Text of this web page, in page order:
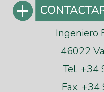
Ingeniero
46022
Tel. +34
Fax.